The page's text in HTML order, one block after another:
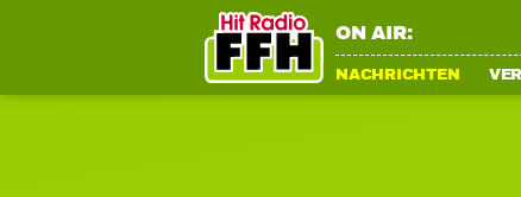
ON AIR:
NACHRICHTEN